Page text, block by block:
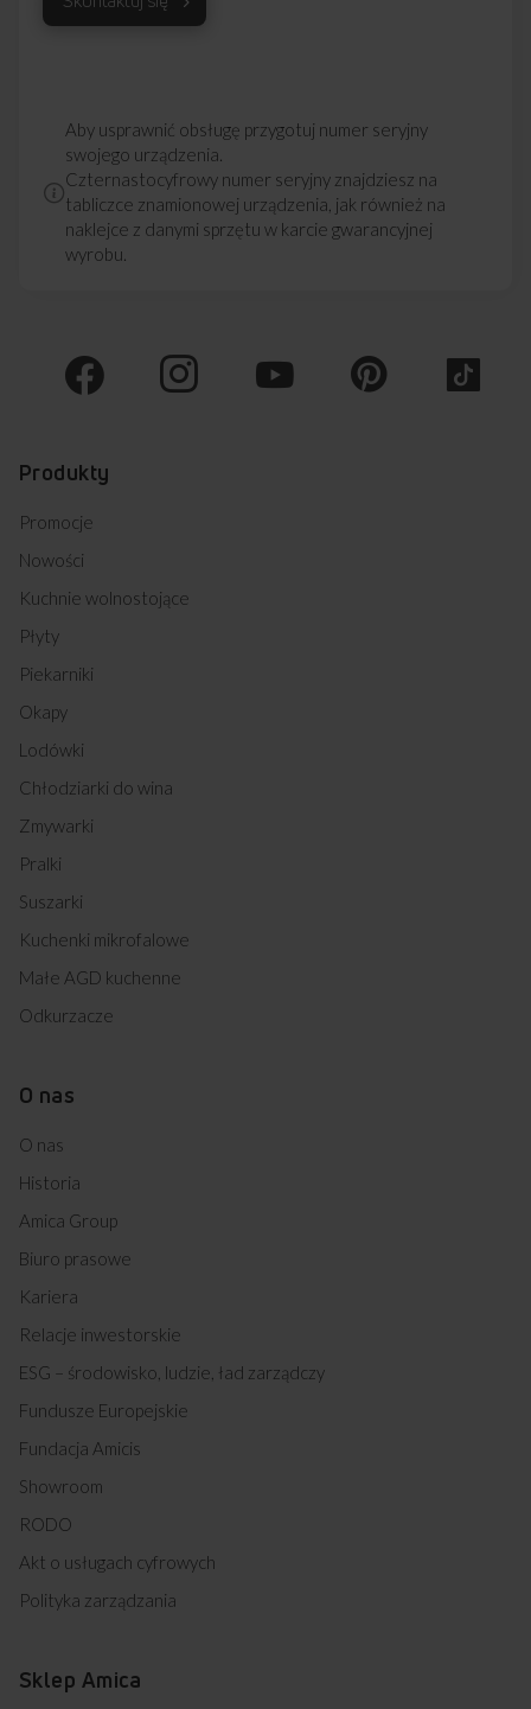
Aby usprawnić obsługę przygotuj numer seryjny
swojego urządzenia.
Czternastocyfrowy numer seryjny znajdziesz na
tabliczce znamionowej urządzenia, jak również na
naklejce z danymi sprzętu w karcie gwarancyjnej
wyrobu.
Produkty
Promocje
Nowości
Kuchnie wolnostojące
Płyty
Piekarniki
Okapy
Lodówki
Chłodziarki do wina
Zmywarki
Pralki
Suszarki
Kuchenki mikrofalowe
Małe AGD kuchenne
Odkurzacze
O nas
O nas
Historia
Amica Group
Biuro prasowe
Kariera
Relacje inwestorskie
ESG – środowisko, ludzie, ład zarządczy
Fundusze Europejskie
Fundacja Amicis
Showroom
RODO
Akt o usługach cyfrowych
Polityka zarządzania
Sklep Amica